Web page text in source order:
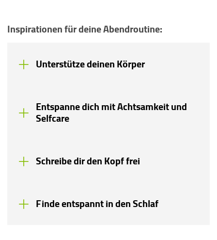
Inspirationen für deine Abendroutine:
Unterstütze deinen Körper
Entspanne dich mit Achtsamkeit und
Selfcare
Schreibe dir den Kopf frei
Finde entspannt in den Schlaf